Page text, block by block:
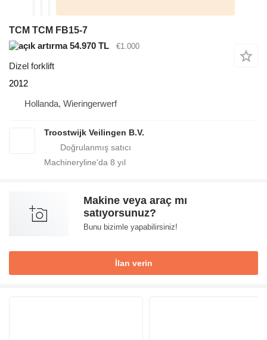
TCM TCM FB15-7
54.970 TL
€1.000
Dizel forklift
2012
Hollanda, Wieringerwerf
Troostwijk Veilingen B.V.
Machineryline'da 8 yıl
Makine veya araç mı
satıyorsunuz?
Bunu bizimle yapabilirsiniz!
İlan verin